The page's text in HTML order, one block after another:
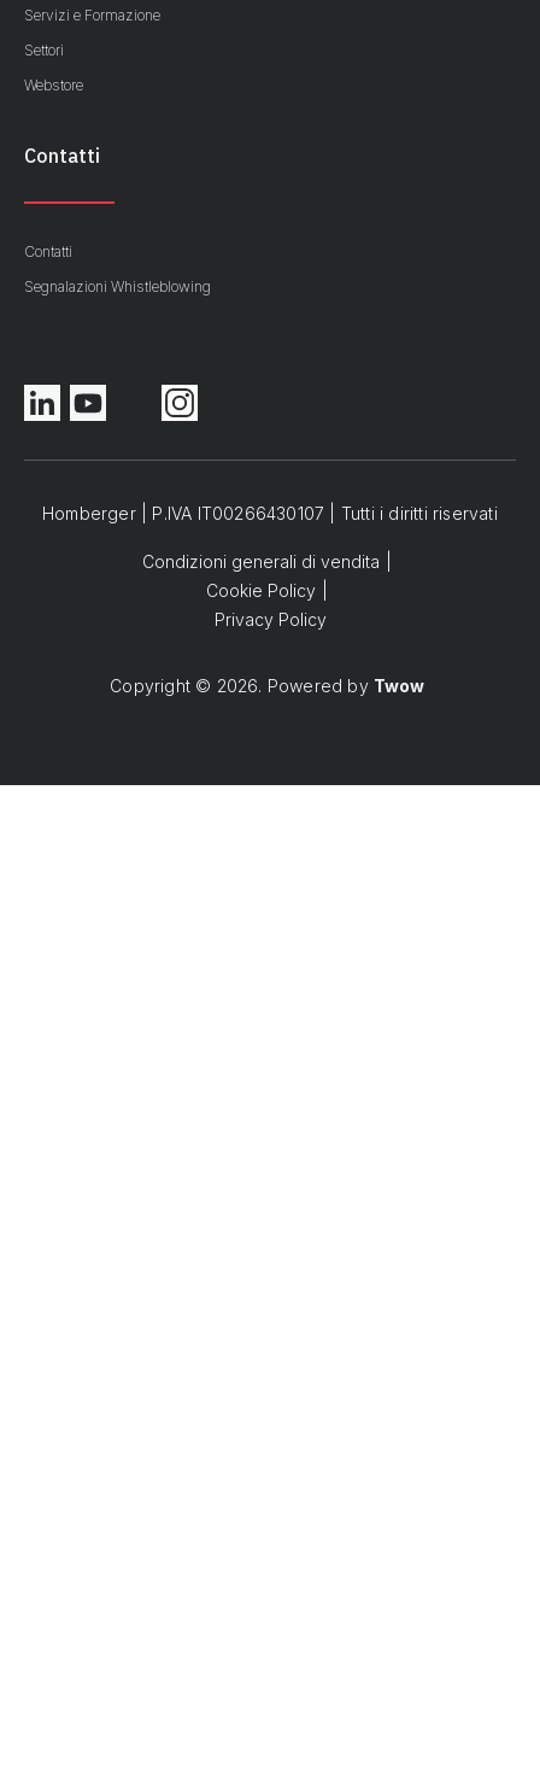
Servizi e Formazione
Settori
Webstore
Contatti
Contatti
Segnalazioni Whistleblowing
Homberger | P.IVA IT00266430107 | Tutti i diritti riservati
Condizioni generali di vendita
Cookie Policy
Privacy Policy
Copyright © 2026. Powered by Twow